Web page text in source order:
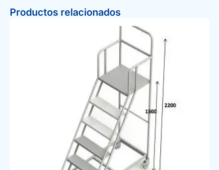
Productos relacionados